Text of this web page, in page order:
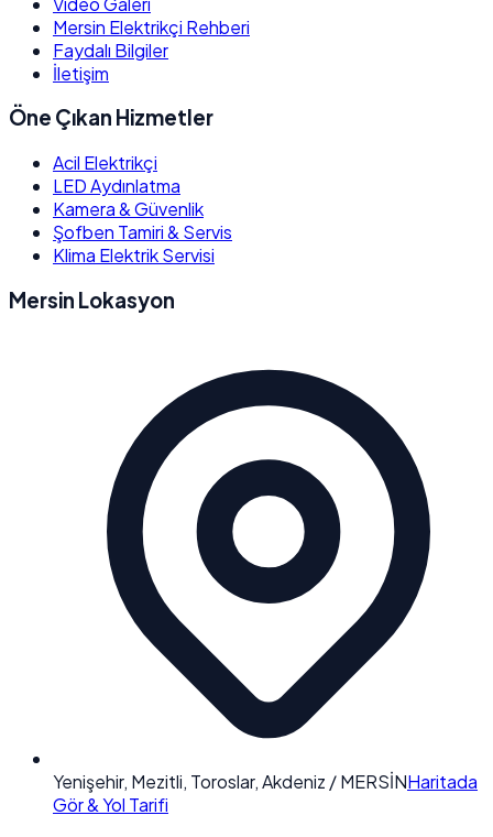
Mersin Elektrikçi Rehberi
Faydalı Bilgiler
İletişim
Öne Çıkan Hizmetler
Acil Elektrikçi
LED Aydınlatma
Kamera & Güvenlik
Şofben Tamiri & Servis
Klima Elektrik Servisi
Mersin Lokasyon
Yenişehir, Mezitli, Toroslar, Akdeniz / MERSİNHaritada
Gör & Yol Tarifi